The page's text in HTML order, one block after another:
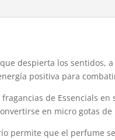
despierta los sentidos,
positiva para
de Essencials
en micro gotas
permite que el perfume